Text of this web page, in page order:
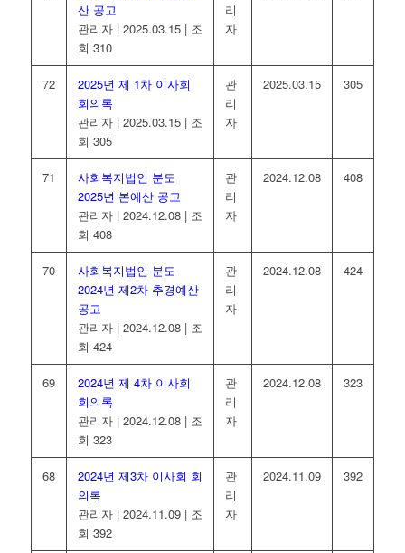
산 공고
관리자 | 2025.03.15 | 조
회 310
리
자
72
2025년 제 1차 이사회
회의록
관리자 | 2025.03.15 | 조
회 305
관
리
자
2025.03.15 305
71
사회복지법인 분도
2025년 본예산 공고
관리자 | 2024.12.08 | 조
회 408
관
리
자
2024.12.08 408
70
사회복지법인 분도
2024년 제2차 추경예산
공고
관리자 | 2024.12.08 | 조
회 424
관
리
자
2024.12.08 424
69
2024년 제 4차 이사회
회의록
관리자 | 2024.12.08 | 조
회 323
관
리
자
2024.12.08 323
68
2024년 제3차 이사회 회
의록
관리자 | 2024.11.09 | 조
회 392
관
리
자
2024.11.09 392